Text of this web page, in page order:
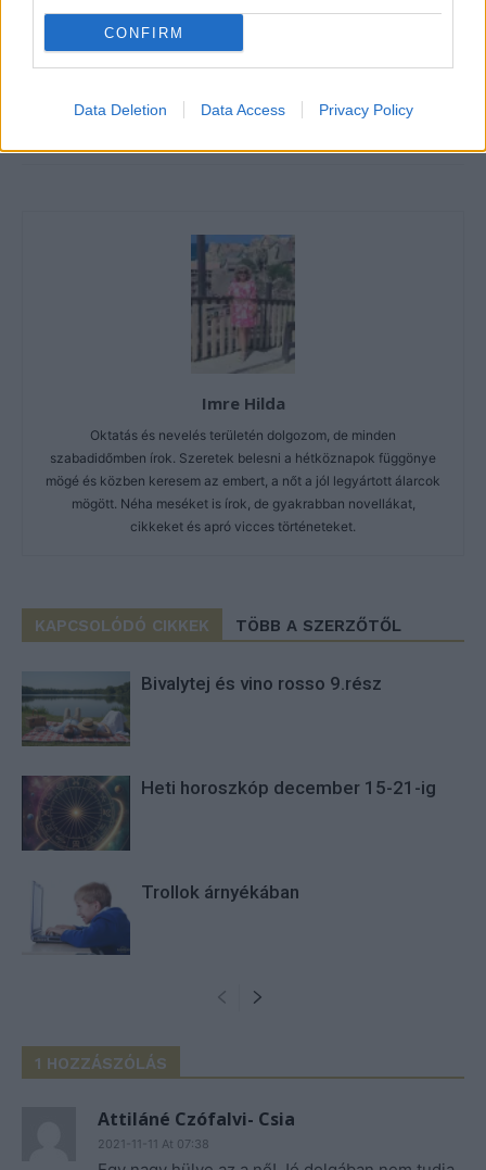
CONFIRM
Data Deletion Data Access Privacy Policy
Imre Hilda
Oktatás és nevelés területén dolgozom, de minden
szabadidőmben írok. Szeretek belesni a hétköznapok függönye
mögé és közben keresem az embert, a nőt a jól legyártott álarcok
mögött. Néha meséket is írok, de gyakrabban novellákat,
cikkeket és apró vicces történeteket.
KAPCSOLÓDÓ CIKKEK TÖBB A SZERZŐTŐL
Bivalytej és vino rosso 9.rész
Heti horoszkóp december 15-21-ig
Trollok árnyékában
1 HOZZÁSZÓLÁS
Attiláné Czófalvi- Csia
2021-11-11 At 07:38